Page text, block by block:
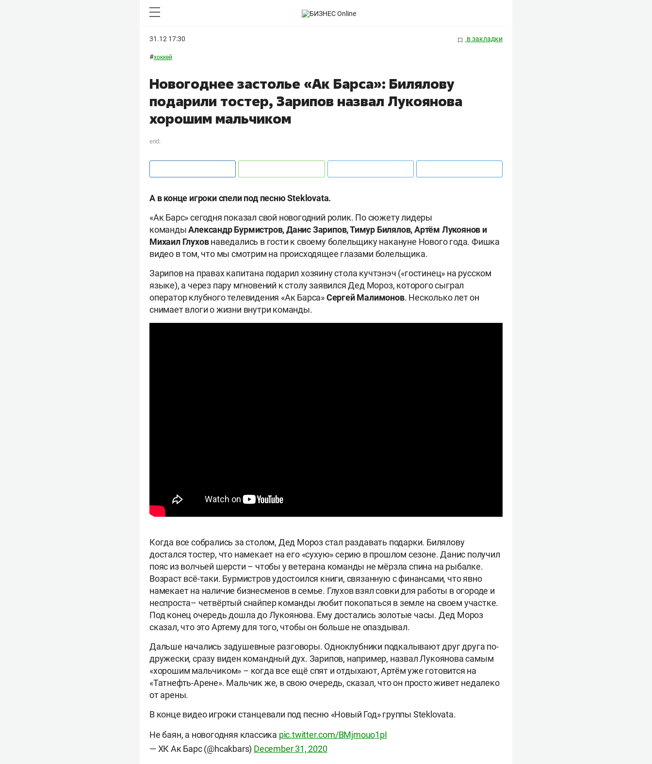
31.12 17:30 в закладки
#хоккей
Новогоднее застолье «Ак Барса»: Билялову
подарили тостер, Зарипов назвал Лукоянова
хорошим мальчиком
erid:
А в конце игроки спели под песню Steklovata.
«Ак Барс» сегодня показал свой новогодний ролик. По сюжету лидеры
командыАлександр Бурмистров, Данис Зарипов, Тимур Билялов, Артём Лукоянов и
Михаил Глуховнаведались в гости к своему болельщику накануне Нового года. Фишка
видео в том, что мы смотрим на происходящее глазами болельщика.
Зарипов на правах капитана подарил хозяину стола кучтэнэч («гостинец» на русском
языке), а через пару мгновений к столу заявился Дед Мороз, которого сыграл
оператор клубного телевидения «Ак Барса»СергейМалимонов. Несколько лет он
снимает влоги о жизни внутри команды.
Когда все собрались за столом, Дед Мороз стал раздавать подарки. Билялову
достался тостер, что намекает на его «сухую» серию в прошлом сезоне. Данис получил
пояс из волчьей шерсти – чтобы у ветерана команды не мёрзла спина на рыбалке.
Возраст всё-таки. Бурмистров удостоился книги, связанную с финансами, что явно
намекает на наличие бизнесменов в семье. Глухов взял совки для работы в огороде и
неспроста– четвёртый снайпер команды любит покопаться в земле на своем участке.
Под конец очередь дошла до Лукоянова. Ему достались золотые часы. Дед Мороз
сказал, что это Артему для того, чтобы он больше не опаздывал.
Дальше начались задушевные разговоры. Одноклубники подкалывают друг друга по-
дружески, сразу виден командный дух. Зарипов, например, назвал Лукоянова самым
«хорошим мальчиком» – когда все ещё спят и отдыхают, Артём уже готовится на
«Татнефть-Арене». Мальчик же, в свою очередь, сказал, что он просто живет недалеко
от арены.
В конце видео игроки станцевали под песню «Новый Год» группы Steklovata.
Не баян, а новогодняя классика pic.twitter.com/BMjmouo1pI
— ХК Ак Барс (@hcakbars) December 31, 2020